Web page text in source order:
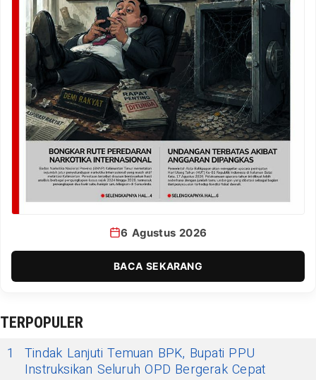
6 Agustus 2026
BACA SEKARANG
TERPOPULER
1
Tindak Lanjuti Temuan BPK, Bupati PPU
Instruksikan Seluruh OPD Bergerak Cepat